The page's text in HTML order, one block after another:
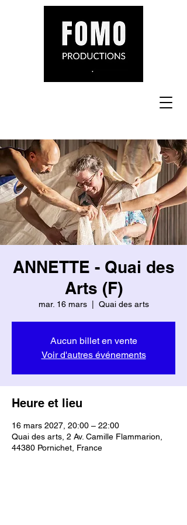
ANNETTE - Quai des
Arts (F)
mar. 16 mars
  |
Quai des arts
Aucun billet en vente
Voir d'autres événements
Heure et lieu
16 mars 2027, 20:00 – 22:00
Quai des arts, 2 Av. Camille Flammarion,
44380 Pornichet, France